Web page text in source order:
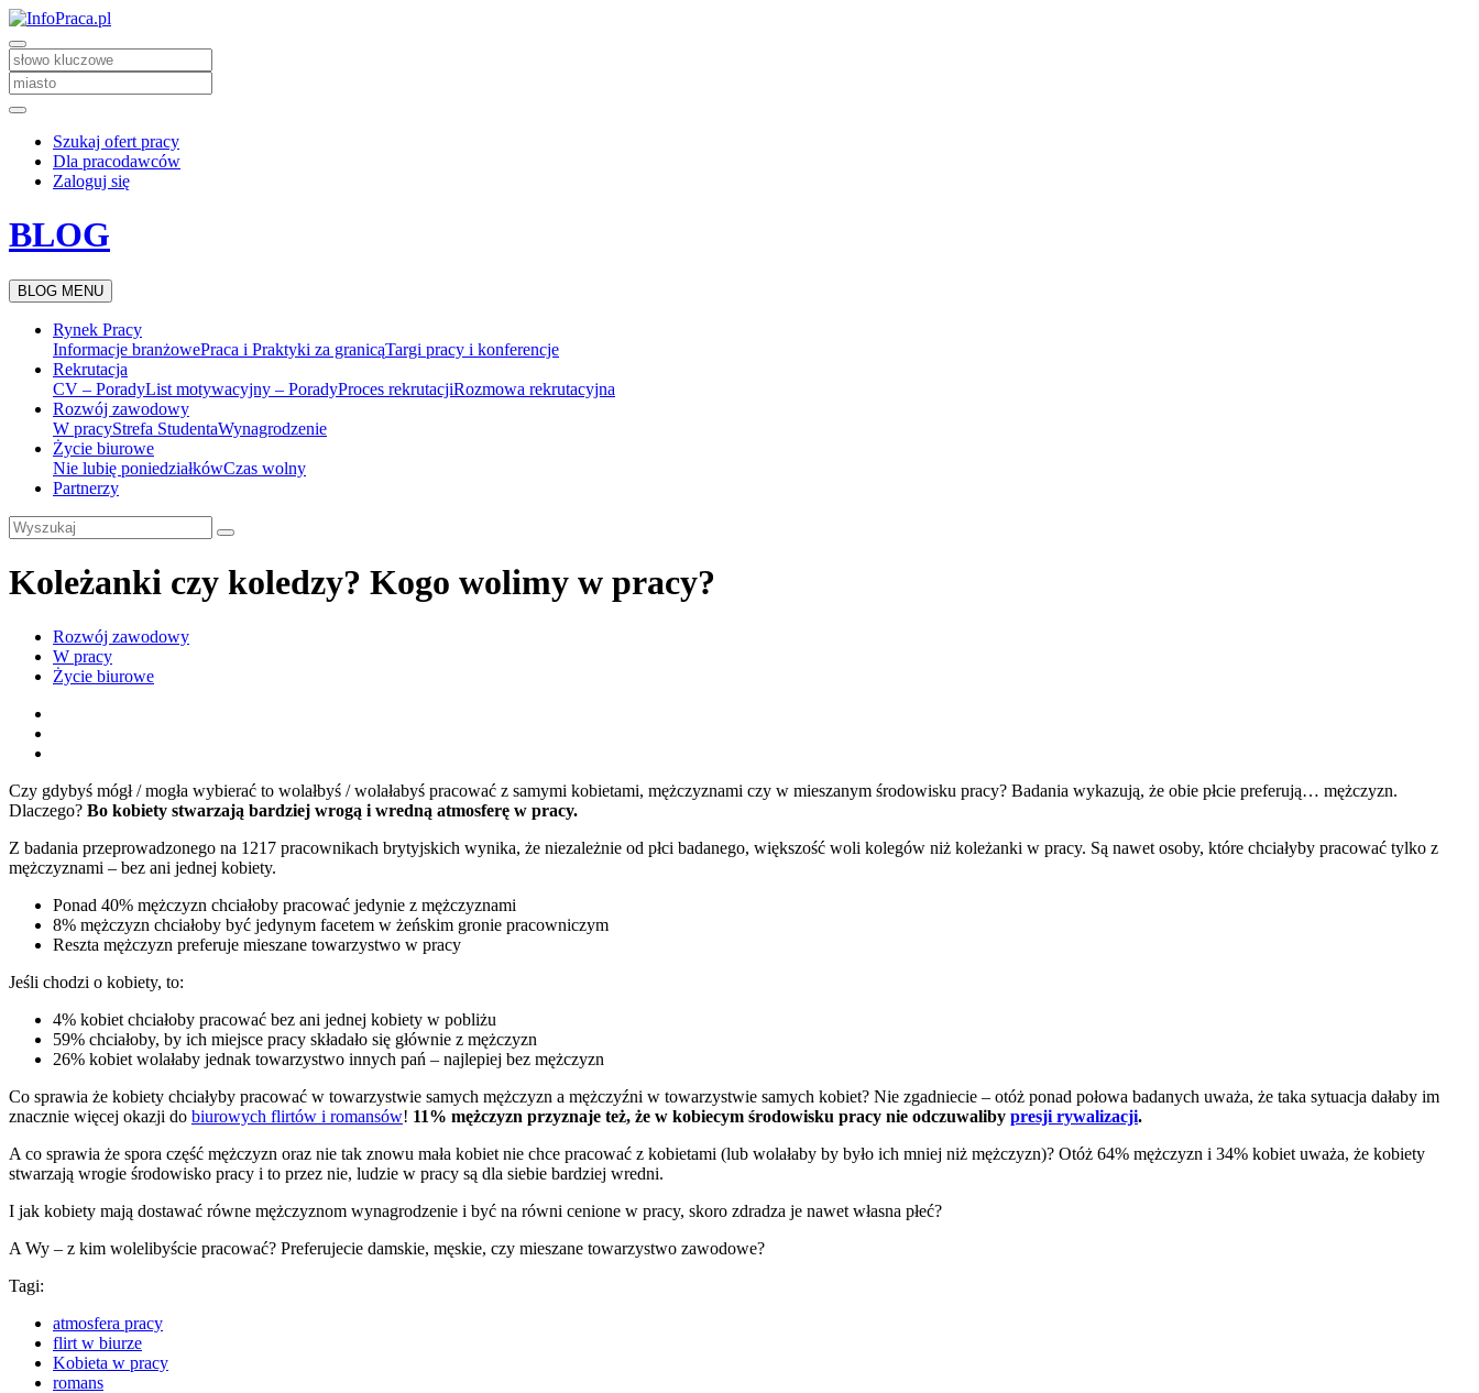
Szukaj ofert pracy
Dla pracodawców
Zaloguj się
BLOG
BLOG MENU
Rynek Pracy
Informacje branżowePraca i Praktyki za granicąTargi pracy i konferencje
Rekrutacja
CV – PoradyList motywacyjny – PoradyProces rekrutacjiRozmowa rekrutacyjna
Rozwój zawodowy
W pracyStrefa StudentaWynagrodzenie
Życie biurowe
Nie lubię poniedziałkówCzas wolny
Partnerzy
Koleżanki czy koledzy? Kogo wolimy w pracy?
Rozwój zawodowy
W pracy
Życie biurowe
Czy gdybyś mógł / mogła wybierać to wolałbyś / wolałabyś pracować z samymi kobietami, mężczyznami czy w mieszanym środowisku pracy? Badania wykazują, że obie płcie preferują… mężczyzn.
Dlaczego? Bo kobiety stwarzają bardziej wrogą i wredną atmosferę w pracy.
Z badania przeprowadzonego na 1217 pracownikach brytyjskich wynika, że niezależnie od płci badanego, większość woli kolegów niż koleżanki w pracy. Są nawet osoby, które chciałyby pracować tylko z
mężczyznami – bez ani jednej kobiety.
Ponad 40% mężczyzn chciałoby pracować jedynie z mężczyznami
8% mężczyzn chciałoby być jedynym facetem w żeńskim gronie pracowniczym
Reszta mężczyzn preferuje mieszane towarzystwo w pracy
Jeśli chodzi o kobiety, to:
4% kobiet chciałoby pracować bez ani jednej kobiety w pobliżu
59% chciałoby, by ich miejsce pracy składało się głównie z mężczyzn
26% kobiet wolałaby jednak towarzystwo innych pań – najlepiej bez mężczyzn
Co sprawia że kobiety chciałyby pracować w towarzystwie samych mężczyzn a mężczyźni w towarzystwie samych kobiet? Nie zgadniecie – otóż ponad połowa badanych uważa, że taka sytuacja dałaby im
znacznie więcej okazji do biurowych flirtów i romansów! 11% mężczyzn przyznaje też, że w kobiecym środowisku pracy nie odczuwaliby presji rywalizacji.
A co sprawia że spora część mężczyzn oraz nie tak znowu mała kobiet nie chce pracować z kobietami (lub wolałaby by było ich mniej niż mężczyzn)? Otóż 64% mężczyzn i 34% kobiet uważa, że kobiety
stwarzają wrogie środowisko pracy i to przez nie, ludzie w pracy są dla siebie bardziej wredni.
I jak kobiety mają dostawać równe mężczyznom wynagrodzenie i być na równi cenione w pracy, skoro zdradza je nawet własna płeć?
A Wy – z kim wolelibyście pracować? Preferujecie damskie, męskie, czy mieszane towarzystwo zawodowe?
Tagi:
atmosfera pracy
flirt w biurze
Kobieta w pracy
romans